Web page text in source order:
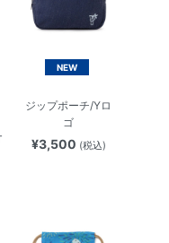
NEW
ジップポーチ/Yロ
ゴ
¥3,500 (税込)